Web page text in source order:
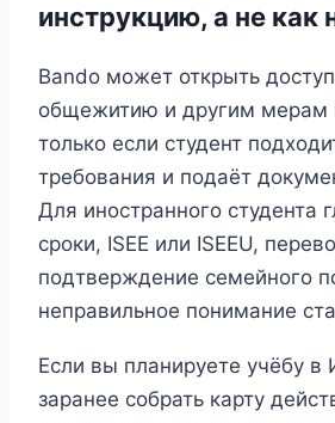
инструкцию, а не как
Bando может открыть
общежитию и другим мерам
только если студент
требования и подаёт
Для иностранного студента
сроки, ISEE или ISEEU,
подтверждение семейного
неправильное понимание
Если вы планируете учёбу в
заранее собрать карту